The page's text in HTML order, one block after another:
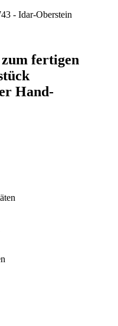
- Idar-Oberstein
fertigen
Hand-